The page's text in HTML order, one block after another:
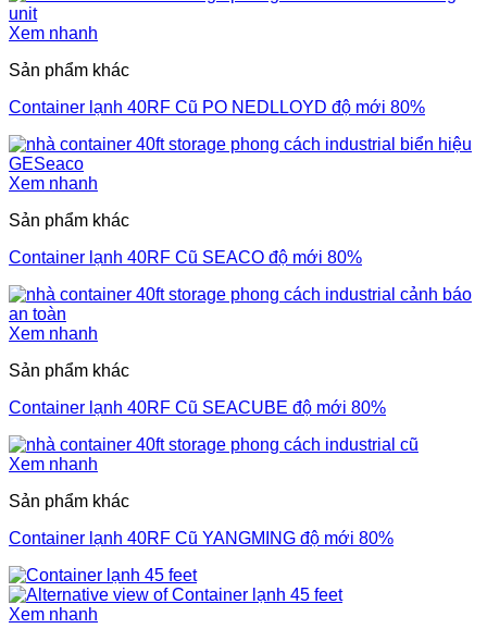
Xem nhanh
Sản phẩm khác
Container lạnh 40RF Cũ PO NEDLLOYD độ mới 80%
Xem nhanh
Sản phẩm khác
Container lạnh 40RF Cũ SEACO độ mới 80%
Xem nhanh
Sản phẩm khác
Container lạnh 40RF Cũ SEACUBE độ mới 80%
Xem nhanh
Sản phẩm khác
Container lạnh 40RF Cũ YANGMING độ mới 80%
Xem nhanh